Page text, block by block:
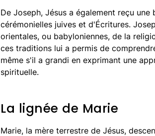
De Joseph, Jésus a également reçu
cérémonielles juives et d'Écritures.
orientales, ou babyloniennes, de la
ces traditions lui a permis de
même s'il a grandi en exprimant une
spirituelle.
La lignée de Marie
Marie, la mère terrestre de Jésus,